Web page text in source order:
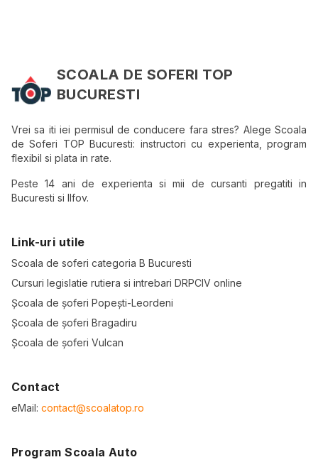
SCOALA DE SOFERI TOP
BUCURESTI
Vrei sa iti iei permisul de conducere fara stres? Alege Scoala
de Soferi TOP Bucuresti: instructori cu experienta, program
flexibil si plata in rate.
Peste 14 ani de experienta si mii de cursanti pregatiti in
Bucuresti si Ilfov.
Link-uri utile
Scoala de soferi categoria B Bucuresti
Cursuri legislatie rutiera si intrebari DRPCIV online
Școala de șoferi Popești-Leordeni
Școala de șoferi Bragadiru
Școala de șoferi Vulcan
Contact
eMail: contact@scoalatop.ro
Program Scoala Auto